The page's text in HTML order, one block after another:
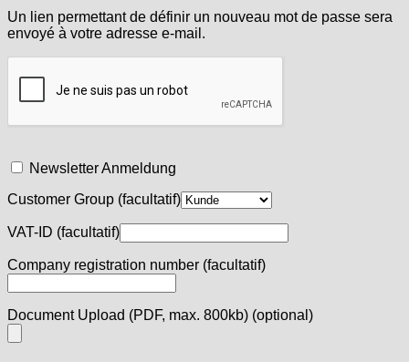
Un lien permettant de définir un nouveau mot de passe sera
envoyé à votre adresse e-mail.
Newsletter Anmeldung
Customer Group (facultatif)
VAT-ID (facultatif)
Company registration number (facultatif)
Document Upload (PDF, max. 800kb) (optional)